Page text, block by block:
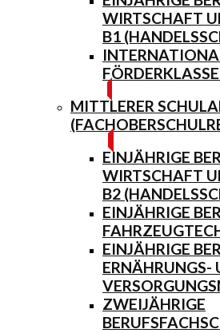
WIRTSCHAFT
B1
MITTLERER
EINJÄHRIGE
WIRTSCHAFT
B2
EINJÄHRIGE
EINJÄHRIGE
ERNÄHRUNGS-
ZWEIJÄHRIGE